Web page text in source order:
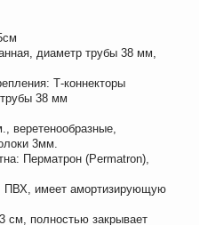
диаметр трубы 38 мм,
Т-коннекторы
38 мм
веретенообразные,
3мм.
Перматрон (Permatron),
ПВХ, имеет амортизирующую
см, полностью закрывает